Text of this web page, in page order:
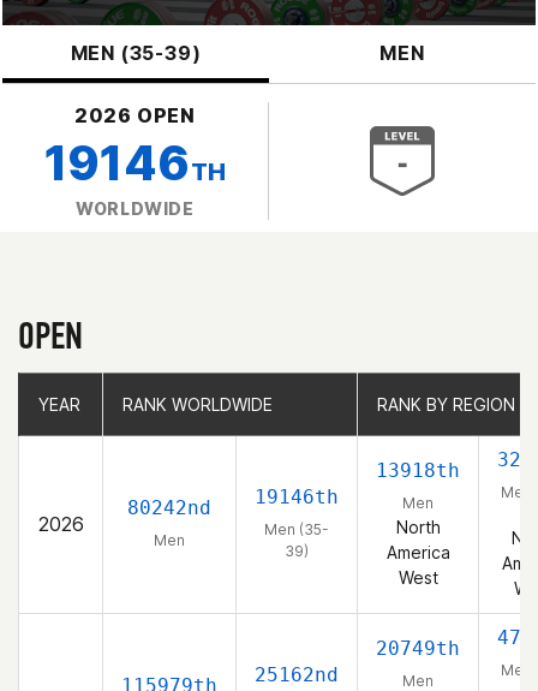
MEN (35-39) MEN
2026 OPEN
19146TH
WORLDWIDE
OPEN
YEAR RANK WORLDWIDE RANK BY REGION
2026
80242nd
Men
19146th
Men (35-
39)
13918th
Men
North
America
West
Men
115979th 25162nd
20749th
Men
Men
YEAR RANK WORLDWIDE RANK BY REGION